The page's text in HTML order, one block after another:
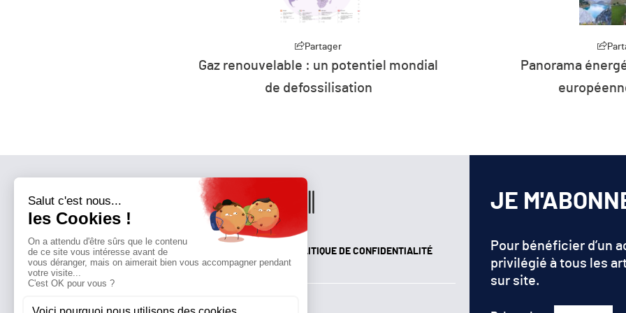
Partager
Gaz renouvelable : un potentiel mondial
de defossilisation
Panorama
QUI SOMMES-NOUS?MENTIONS LÉGALES POLITIQUE DE CONFIDENTIALITÉ
JE
Pour bénéficier d’un
privilégié à tous les
sur site.